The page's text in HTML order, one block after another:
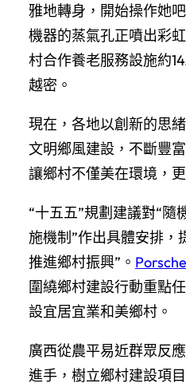
雅地轉身，開始操作她
機器的蒸氣孔正噴出彩
村合作養老服務設施約
越密。
現在，各地以創新的思
文明鄉風建設，不斷豐
讓鄉村不僅美在環境，
“十五五”規劃建議對“隨
施機制”作出具體安排，
推進鄉村振興”。
圍繞鄉村建設行動重點
設宜居宜業和美鄉村。
廣西從農平易近群眾反
進手，樹立鄉村建設項